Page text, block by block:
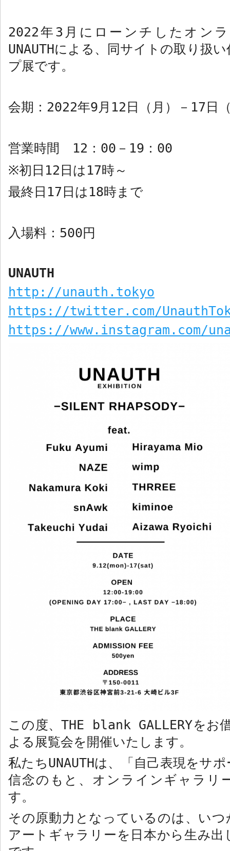
2022年 3 月にローンチしたオン
UNAUTHによる、同サイトの取り扱い
プ展です。
会期： 2022年9月 12 日（月）－ 17 日
営業時間 12 ： 00 － 19 ： 00
※初日 12 日は 17時～
最終日 17 日は 18時まで
入場料： 500円
UNAUTH
http://unauth.tokyo
https://twitter.com/
https://www.instagram.com/
この度、THE blank GALLERYをお
よる展覧会を開催いたします。
私たちUNAUTHは、「自己表現をサ
信念のもと、オンラインギャラリ
す。
その原動力となっているのは、い
アートギャラリーを日本から生み